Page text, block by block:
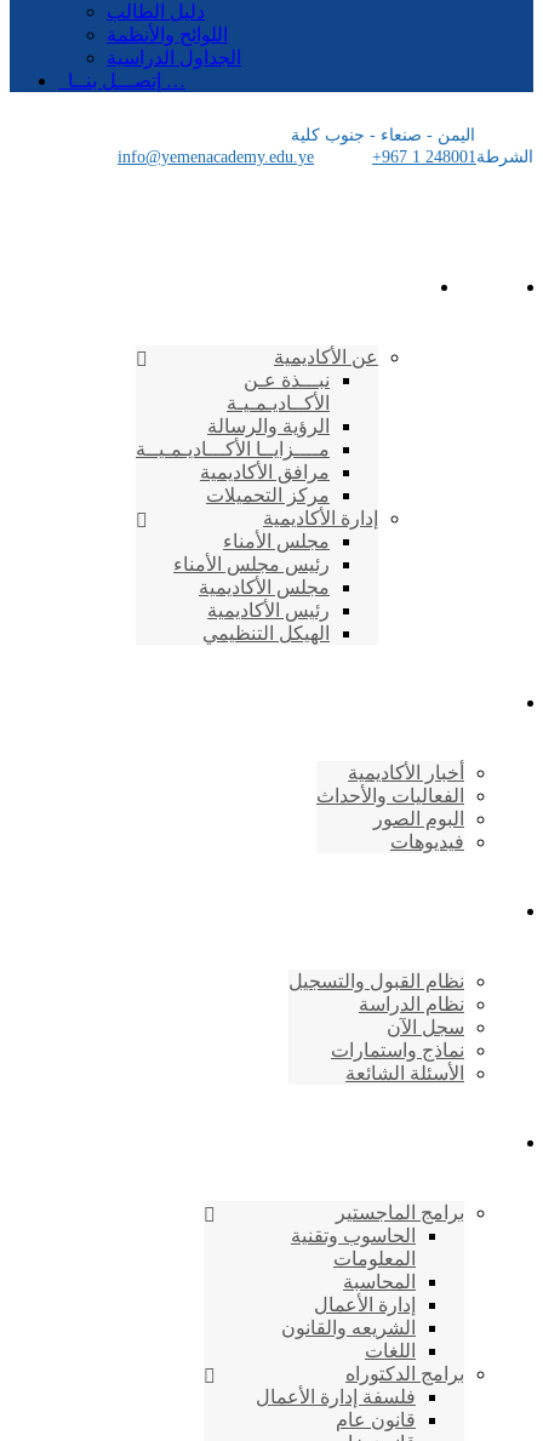
دليل الطالب
اللوائح والأنظمة
الجداول الدراسية
إتصـــل بنــا …
اليمن - صنعاء - جنوب كلية
الشرطة
info@yemenacademy.edu.ye +967 1 248001
عن الأكاديمية
نبـــذة عـن
الأكــاديـمـيـة
الرؤية والرسالة
مــــزايــا الأكـــاديـمـيــة
مرافق الأكاديمية
مركز التحميلات
إدارة الأكاديمية
مجلس الأمناء
رئيس مجلس الأمناء
مجلس الأكاديمية
رئيس الأكاديمية
الهيكل التنظيمي
أخبار الأكاديمية
الفعاليات والأحداث
البوم الصور
فيديوهات
نظام القبول والتسجيل
نظام الدراسة
سجل الآن
نماذج واستمارات
الأسئلة الشائعة
برامج الماجستير
الحاسوب وتقنية
المعلومات
المحاسبة
إدارة الأعمال
الشريعه والقانون
اللغات
برامج الدكتوراه
فلسفة إدارة الأعمال
قانون عام